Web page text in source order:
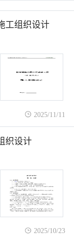
工组织设计
2025/11/11
织设计
2025/10/23